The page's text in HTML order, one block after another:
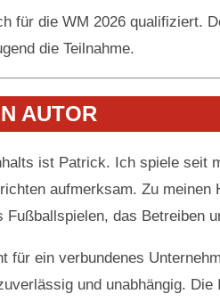
für die WM 2026 qualifiziert.
die Teilnahme.
AUTOR
ist Patrick. Ich spiele seit
aufmerksam. Zu meinen
Fußballspielen, das Betreiben
für ein verbundenes
und unabhängig.